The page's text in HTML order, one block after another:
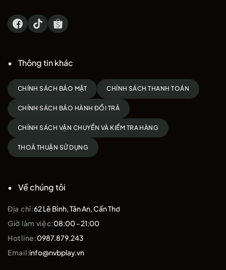
Thông tin khác
CHÍNH SÁCH BẢO MẬT CHÍNH SÁCH THANH TOÁN
CHÍNH SÁCH BẢO HÀNH ĐỔI TRẢ
CHÍNH SÁCH VẬN CHUYỂN VÀ KIỂM TRA HÀNG
THOẢ THUẬN SỬ DỤNG
Về chúng tôi
Địa chỉ:62 Lê Bình, Tân An, Cần Thơ
Giờ làm việc:08:00 - 21:00
Hotline:0987.879.243
Email:info@nvbplay.vn